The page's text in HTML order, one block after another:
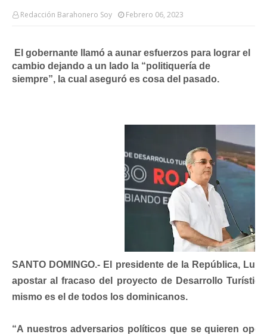
Redacción Barahonero Soy Febrero 06, 2023
El gobernante llamó a aunar esfuerzos para lograr el
cambio dejando a un lado la “politiquería de
siempre”, la cual aseguró es cosa del pasado.
SANTO DOMINGO.- El presidente de la República,
apostar al fracaso del proyecto de Desarrollo
mismo es el de todos los dominicanos.
“A nuestros adversarios políticos que se quieren